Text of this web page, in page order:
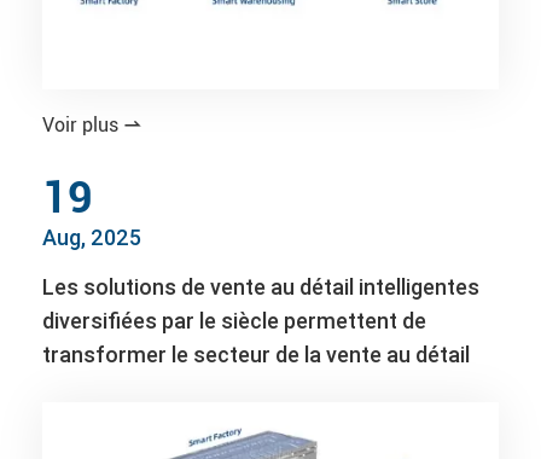
Voir plus 
19
Aug, 2025
Les solutions de vente au détail intelligentes
diversifiées par le siècle permettent de
transformer le secteur de la vente au détail